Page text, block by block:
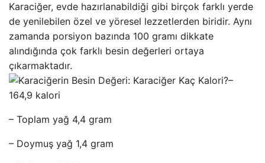
Karaciğer, evde hazırlanabildiği gibi birçok farklı yerde
de yenilebilen özel ve yöresel lezzetlerden biridir. Aynı
zamanda porsiyon bazında 100 gramı dikkate
alındığında çok farklı besin değerleri ortaya
çıkarmaktadır.
–
164,9 kalori
– Toplam yağ 4,4 gram
– Doymuş yağ 1,4 gram